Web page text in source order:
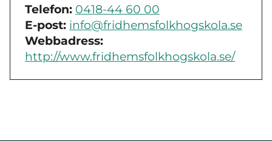
Telefon: 0418-44 60 00
E-post: info@fridhemsfolkhogskola.se
Webbadress:
http://www.fridhemsfolkhogskola.se/